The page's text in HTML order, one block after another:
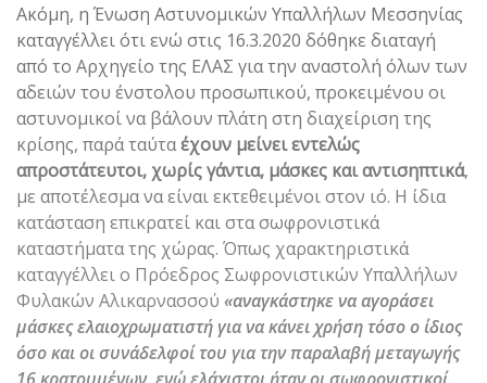
Ακόμη, η Ένωση Αστυνομικών Υπαλλήλων Μεσσηνίας
καταγγέλλει ότι ενώ στις 16.3.2020 δόθηκε διαταγή
από το Αρχηγείο της ΕΛΑΣ για την αναστολή όλων των
αδειών του ένστολου προσωπικού, προκειμένου οι
αστυνομικοί να βάλουν πλάτη στη διαχείριση της
κρίσης, παρά ταύταέχουν μείνει εντελώς
απροστάτευτοι, χωρίς γάντια, μάσκες και αντισηπτικά,
με αποτέλεσμα να είναι εκτεθειμένοι στον ιό. Η ίδια
κατάσταση επικρατεί και στα σωφρονιστικά
καταστήματα της χώρας. Όπως χαρακτηριστικά
καταγγέλλει ο Πρόεδρος Σωφρονιστικών Υπαλλήλων
Φυλακών Αλικαρνασσού «αναγκάστηκε να αγοράσει
μάσκες ελαιοχρωματιστή για να κάνει χρήση τόσο ο ίδιος
όσο και οι συνάδελφοί του για την παραλαβή μεταγωγής